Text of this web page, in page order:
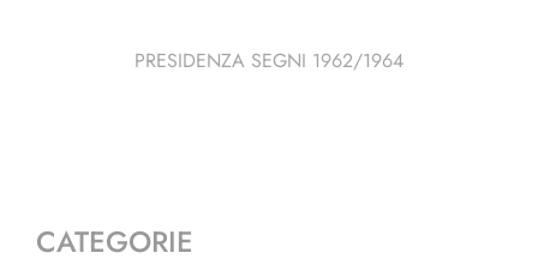
PRESIDENZA SEGNI 1962/1964
CATEGORIE